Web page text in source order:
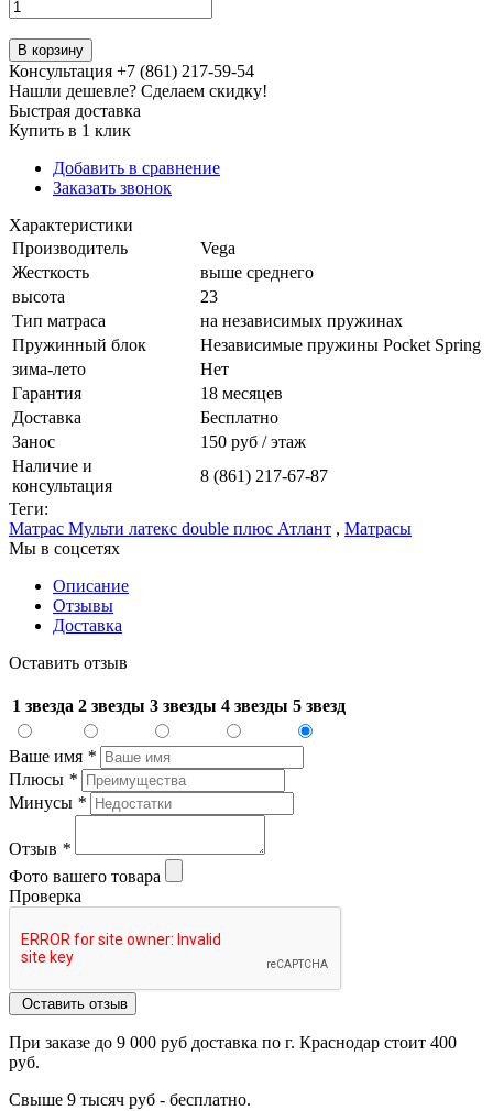
В корзину
Консультация +7 (861) 217-59-54
Нашли дешевле? Сделаем скидку!
Быстрая доставка
Купить в 1 клик
Добавить в сравнение
Заказать звонок
Характеристики
Производитель
Vega
Жесткость
выше среднего
высота
23
Тип матраса
на независимых пружинах
Пружинный блок
Независимые пружины Pocket Spring
зима-лето
Нет
Гарантия
18 месяцев
Доставка
Бесплатно
Занос
150 руб / этаж
Наличие и
консультация
8 (861) 217-67-87
Теги:
Матрас Мульти латекс double плюс Атлант , Матрасы
Мы в соцсетях
Описание
Отзывы
Доставка
Оставить отзыв
1 звезда 2 звезды 3 звезды 4 звезды 5 звезд
Ваше имя *
Плюсы *
Минусы *
Отзыв *
Фото вашего товара
Проверка
Оставить отзыв
При заказе до 9 000 руб доставка по г. Краснодар стоит 400
руб.
Свыше 9 тысяч руб - бесплатно.